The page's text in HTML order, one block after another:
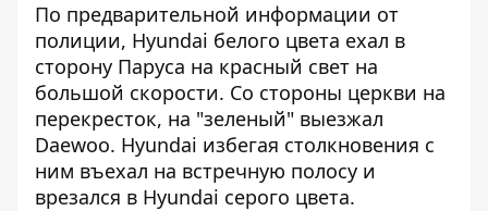
По предварительной информации от
полиции, Hyundai белого цвета ехал в
сторону Паруса на красный свет на
большой скорости. Со стороны церкви на
перекресток, на "зеленый" выезжал
Daewoo. Hyundai избегая столкновения с
ним въехал на встречную полосу и
врезался в Hyundai серого цвета.